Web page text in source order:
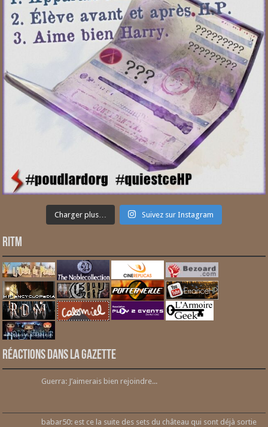
Charger plus… Suivez sur Instagram
RITM
Réactions dans la gazette
Guerra: J’aimerais bien rejoindre...
babar50: est ce la suite des sets du château qui sont déjà sortie